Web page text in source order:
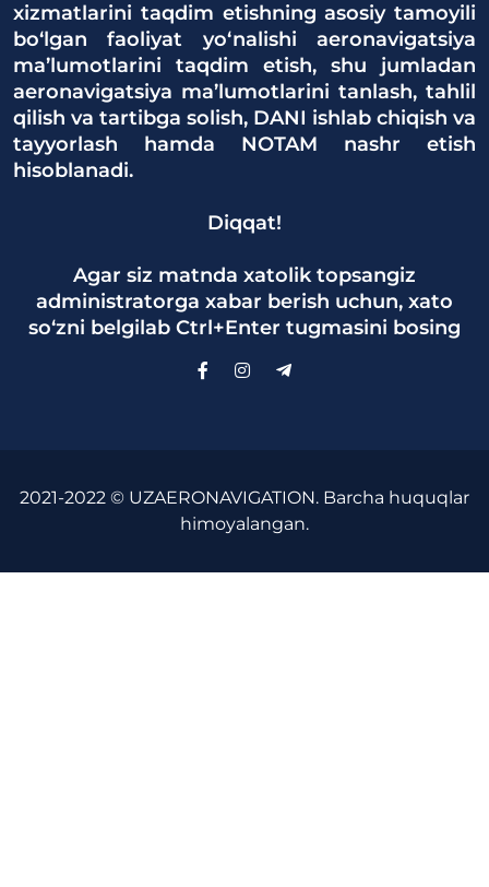
xizmatlarini taqdim etishning asosiy tamoyili
bo‘lgan faoliyat yo‘nalishi aeronavigatsiya
ma’lumotlarini taqdim etish, shu jumladan
aeronavigatsiya ma’lumotlarini tanlash, tahlil
qilish va tartibga solish, DANI ishlab chiqish va
tayyorlash hamda NOTAM nashr etish
hisoblanadi.
Diqqat!
Agar siz matnda xatolik topsangiz
administratorga xabar berish uchun, xato
so‘zni belgilab Ctrl+Enter tugmasini bosing
2021-2022 © UZAERONAVIGATION. Barcha huquqlar
himoyalangan.